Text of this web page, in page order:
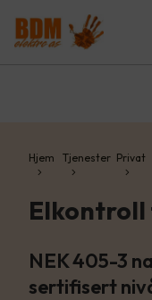
Hjem Tjenester Privat
NEK 405-3
sertifisert